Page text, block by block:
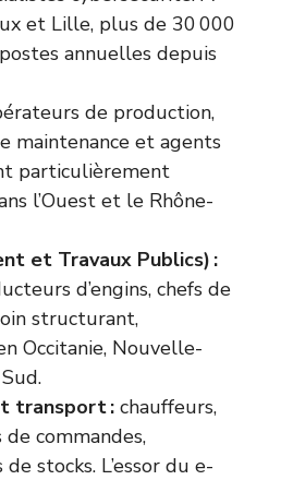
et Lille, plus de 30 000
annuelles depuis
de production,
maintenance et agents
particulièrement
l’Ouest et le Rhône-
et Travaux Publics) :
d’engins, chefs de
structurant,
Occitanie, Nouvelle-
transport : chauffeurs,
commandes,
stocks. L’essor du e-